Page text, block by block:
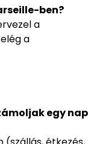
ben?
a
a
egy nap